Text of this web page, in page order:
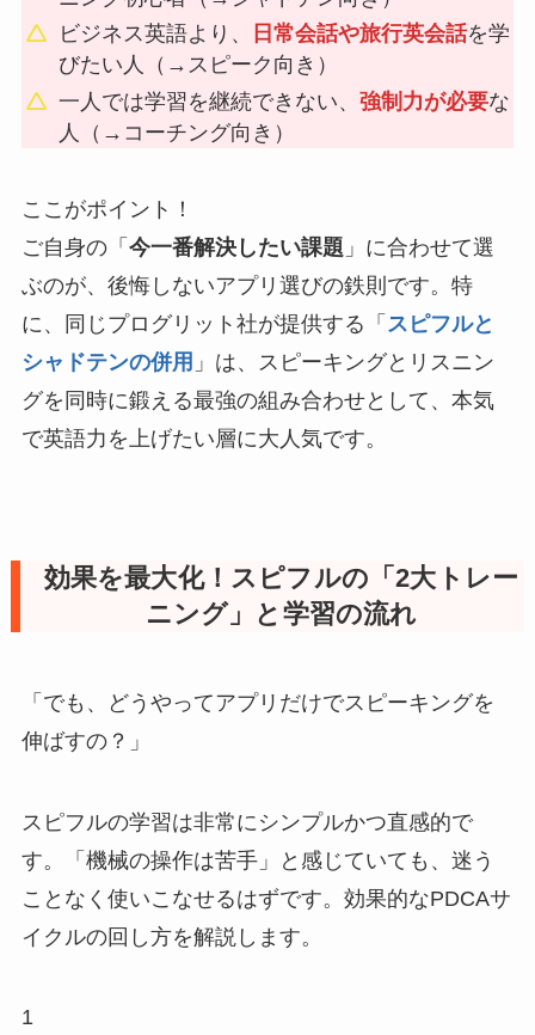
ビジネス英語より、
日常会話や旅行英会話を学
びたい人（→スピーク向き）
一人では学習を継続できない、強制力が必要な
人（→コーチング向き）
ここがポイント！
ご自身の「 今一番解決したい課題 」に合わせて選
ぶのが、後悔しないアプリ選びの鉄則です。特
に、同じプログリット社が提供する「 スピフルと
シャドテンの併用 」は、スピーキングとリスニン
グを同時に鍛える最強の組み合わせとして、本気
で英語力を上げたい層に大人気です。
効果を最大化！スピフルの「2大トレー
ニング」と学習の流れ
「でも、どうやってアプリだけでスピーキングを
伸ばすの？」
スピフルの学習は非常にシンプルかつ直感的で
す。「機械の操作は苦手」と感じていても、迷う
ことなく使いこなせるはずです。効果的なPDCAサ
イクルの回し方を解説します。
1